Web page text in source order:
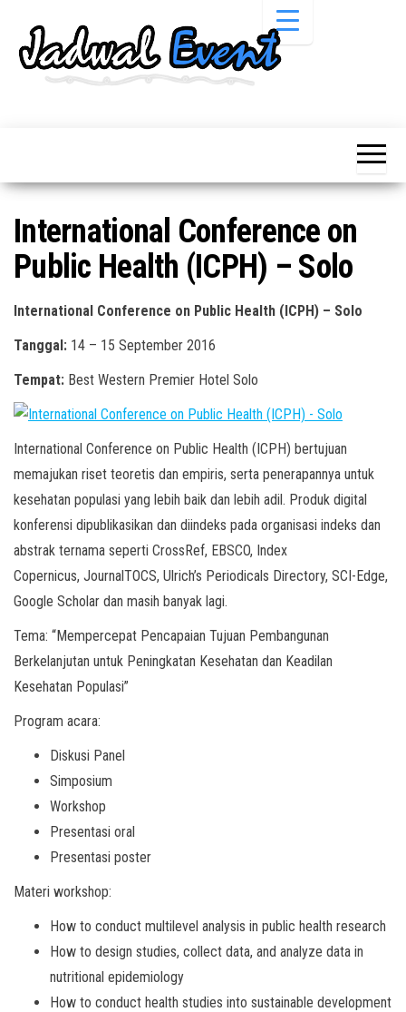
Pameran,
Acara &
Promo
Terbaru
Pameran,
Bazaar,
Workshop,
Job Fair,
Lomba dll.
International Conference on
Public Health (ICPH) – Solo
International Conference on Public Health (ICPH) – Solo
Tanggal: 14 – 15 September 2016
Tempat: Best Western Premier Hotel Solo
International Conference on Public Health (ICPH) bertujuan
memajukan riset teoretis dan empiris, serta penerapannya untuk
kesehatan populasi yang lebih baik dan lebih adil. Produk digital
konferensi dipublikasikan dan diindeks pada organisasi indeks dan
abstrak ternama seperti CrossRef, EBSCO, Index
Copernicus, JournalTOCS, Ulrich’s Periodicals Directory, SCI-Edge,
Google Scholar dan masih banyak lagi.
Tema: “Mempercepat Pencapaian Tujuan Pembangunan
Berkelanjutan untuk Peningkatan Kesehatan dan Keadilan
Kesehatan Populasi”
Program acara:
Diskusi Panel
Simposium
Workshop
Presentasi oral
Presentasi poster
Materi workshop:
How to conduct multilevel analysis in public health research
How to design studies, collect data, and analyze data in
nutritional epidemiology
How to conduct health studies into sustainable development